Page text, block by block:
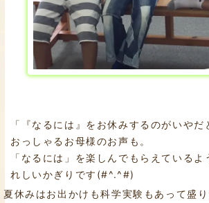
「『なるには』をお休みするのがいやだ
おっしゃるお母様のお声も。
「なるには」を楽しんでもらえているよ
れしいかぎりです(#^.^#)
夏休みはお出かけも科学実験もあって盛り